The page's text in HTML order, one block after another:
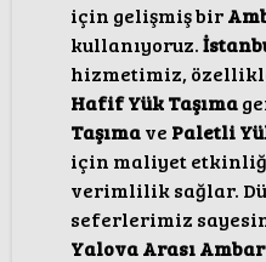
için gelişmiş bir
kullanıyoruz.
hizmetimiz,
Hafif Yük Taşıma
Taşımave Paletli
için maliyet
verimlilik sağlar.
seferlerimiz
Yalova Arası Ambar